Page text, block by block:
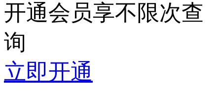
开通会员享不限次查
询
立即开通